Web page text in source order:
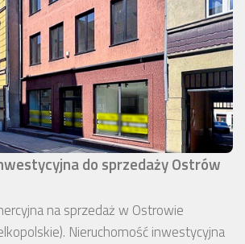
do sprzedaży Ostrów
na sprzedaż w Ostrowie
Nieruchomość inwestycyjna